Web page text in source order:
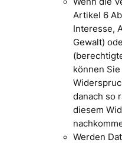
Artikel 6
Interesse,
Gewalt)
können
danach so
diesem
Werden